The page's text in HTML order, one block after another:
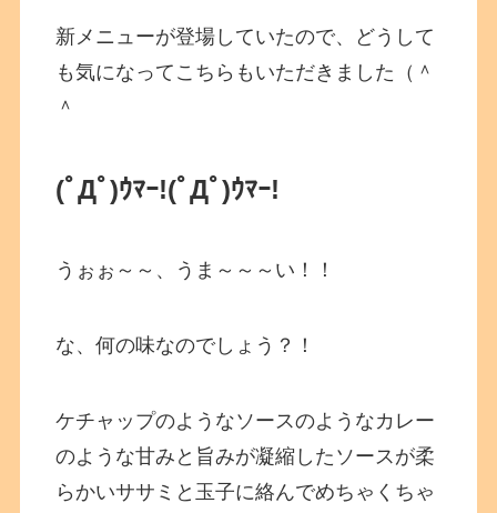
新メニューが登場していたので、どうして
も気になってこちらもいただきました（＾
＾
(ﾟДﾟ)ｳﾏｰ!(ﾟДﾟ)ｳﾏｰ!
うぉぉ～～、うま～～～い！！
な、何の味なのでしょう？！
ケチャップのようなソースのようなカレー
のような甘みと旨みが凝縮したソースが柔
らかいササミと玉子に絡んでめちゃくちゃ